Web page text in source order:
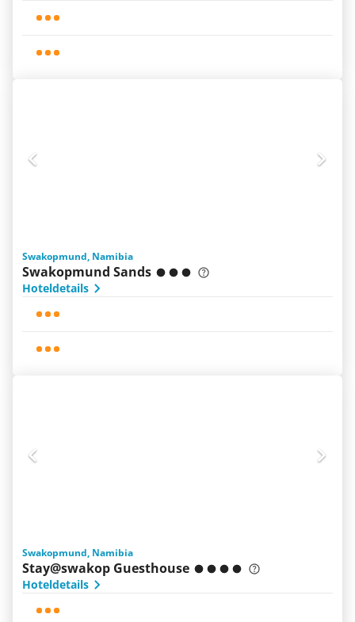
Swakopmund, Namibia
Swakopmund Sands
Hoteldetails
Swakopmund, Namibia
Stay@swakop Guesthouse
Hoteldetails